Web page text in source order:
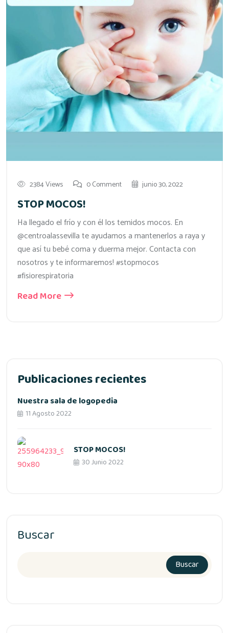
2384 Views 0 Comment junio 30, 2022
STOP MOCOS!
Ha llegado el frío y con él los temidos mocos. En
@centroalassevilla te ayudamos a mantenerlos a raya y
que así tu bebé coma y duerma mejor. Contacta con
nosotros y te informaremos! #stopmocos
#fisiorespiratoria
Read More
Publicaciones recientes
Nuestra sala de logopedia
11 Agosto 2022
STOP MOCOS!
30 Junio 2022
Buscar
Buscar